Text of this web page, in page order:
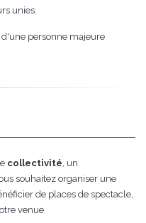
unies.
personne majeure
collectivité, un
souhaitez organiser une
de places de spectacle,
venue